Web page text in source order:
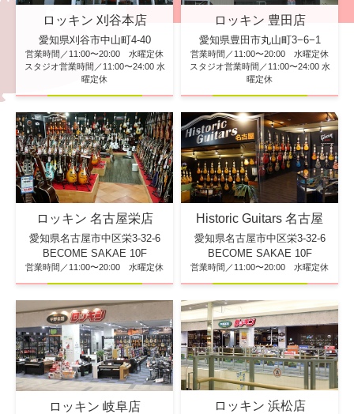
ロッキン 刈谷本店
愛知県刈谷市中山町4-40
営業時間／11:00〜20:00 水曜定休
スタジオ営業時間／11:00〜24:00 水
曜定休
ロッキン 豊田店
愛知県豊田市丸山町3−6−1
営業時間／11:00〜20:00 水曜定休
スタジオ営業時間／11:00〜24:00 水
曜定休
ロッキン 名古屋栄店
愛知県名古屋市中区栄3-32-6
BECOME SAKAE 10F
営業時間／11:00〜20:00 水曜定休
Historic Guitars 名古屋
愛知県名古屋市中区栄3-32-6
BECOME SAKAE 10F
営業時間／11:00〜20:00 水曜定休
ロッキン 岐阜店 ロッキン 浜松店